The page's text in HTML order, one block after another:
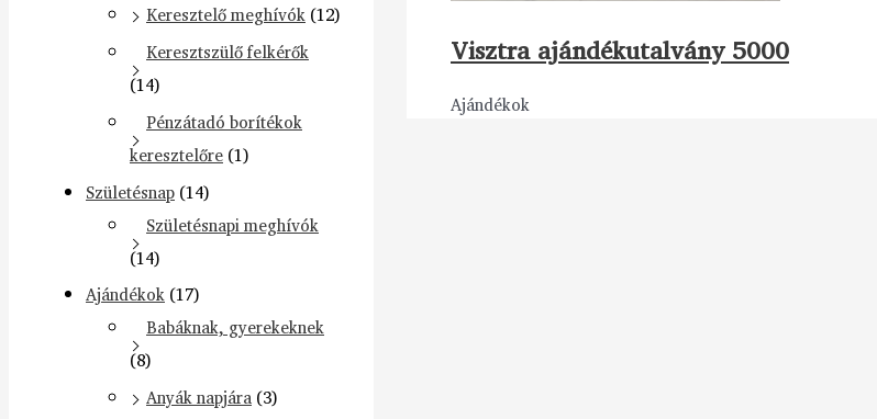
Keresztelő meghívók (12)
Keresztszülő felkérők
(14)
Pénzátadó borítékok
keresztelőre (1)
Születésnap (14)
Születésnapi meghívók
(14)
Ajándékok (17)
Babáknak, gyerekeknek
(8)
Anyák napjára (3)
Visztra ajándékutalvány 5000
Ajándékok